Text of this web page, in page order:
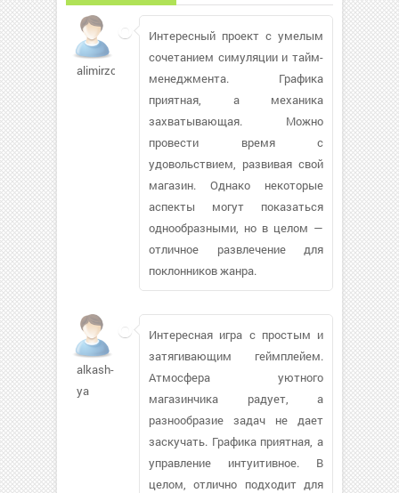
alimirzoev333
Интересный проект с умелым
сочетанием симуляции и тайм-
менеджмента. Графика
приятная, а механика
захватывающая. Можно
провести время с
удовольствием, развивая свой
магазин. Однако некоторые
аспекты могут показаться
однообразными, но в целом —
отличное развлечение для
поклонников жанра.
alkash-
ya
Интересная игра с простым и
затягивающим геймплейем.
Атмосфера уютного
магазинчика радует, а
разнообразие задач не дает
заскучать. Графика приятная, а
управление интуитивное. В
целом, отлично подходит для